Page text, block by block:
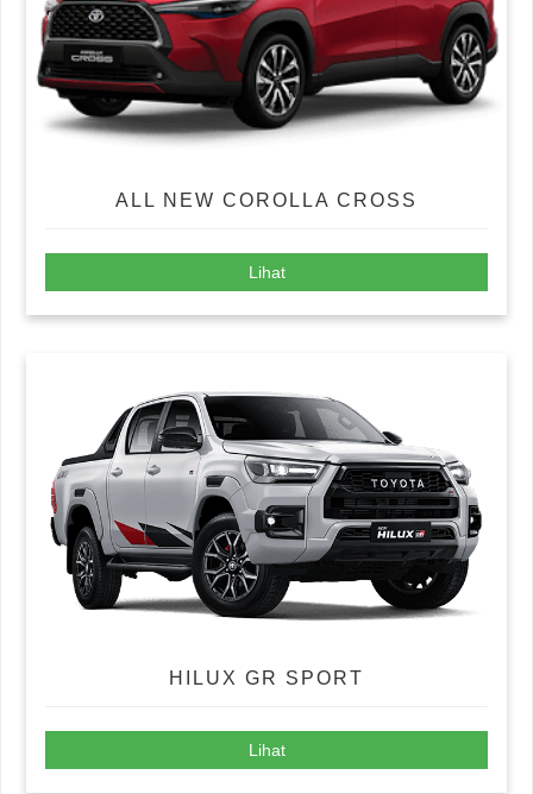
ALL NEW COROLLA CROSS
Lihat
HILUX GR SPORT
Lihat